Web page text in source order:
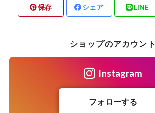
保存 シェア LINE
ショップのアカウント
Instagram
フォローする